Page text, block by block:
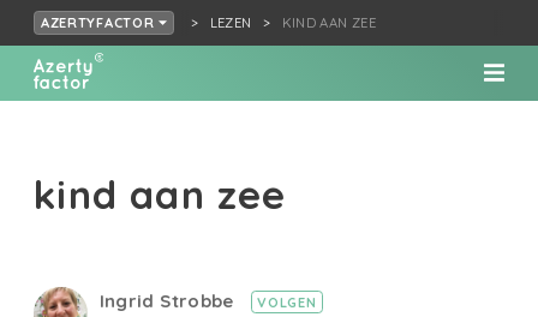
AZERTYFACTOR LEZEN KIND AAN ZEE
kind aan zee
Ingrid Strobbe VOLGEN